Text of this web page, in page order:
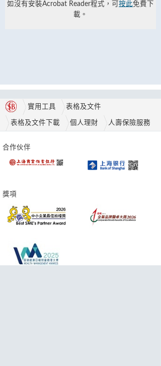
如沒有安裝Acrobat Reader程式，可 按此免費下
載。
實用工具 表格及文件
表格及文件下載 個人理財 人壽保險服務
合作伙伴
獎項